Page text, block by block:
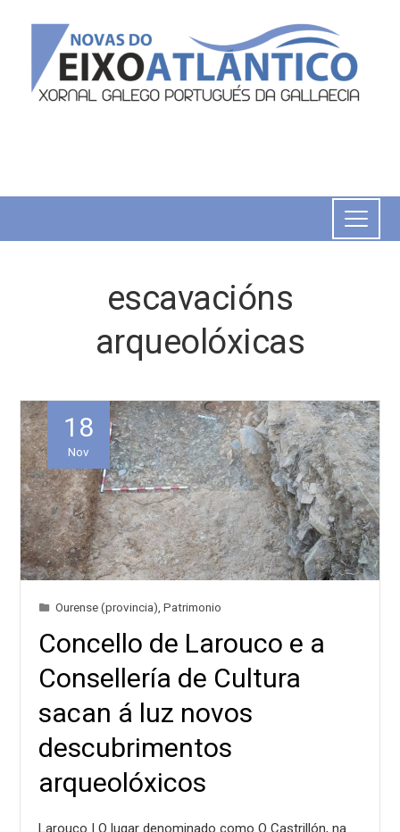
escavacións
arqueolóxicas
18
Nov
Ourense (provincia) ,Patrimonio
Concello de Larouco e a
Consellería de Cultura
sacan á luz novos
descubrimentos
arqueolóxicos
Larouco | O lugar denominado como O Castrillón, na